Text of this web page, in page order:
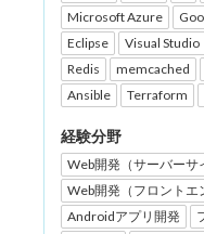
Microsoft Azure
Eclipse
Visual Studio
Redis
memcached
Ansible
Terraform
経験分野
Web開発（サーバーサ
Web開発（フロントエ
Androidアプリ開発